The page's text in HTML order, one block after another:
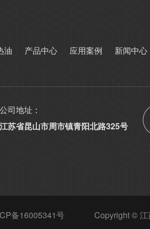
油 产品中心 应用案例 新闻中心
公司地址：
江苏省昆山市周市镇青阳北路325号
备16005341号 Copyright ©